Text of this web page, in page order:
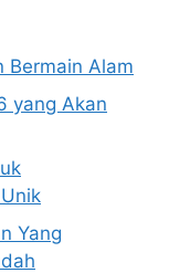
Bermain Alam
yang Akan
Yang